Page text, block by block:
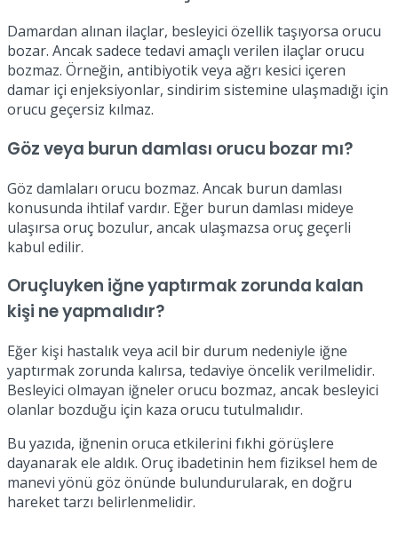
Damardan alınan ilaçlar, besleyici özellik taşıyorsa orucu
bozar. Ancak sadece tedavi amaçlı verilen ilaçlar orucu
bozmaz. Örneğin, antibiyotik veya ağrı kesici içeren
damar içi enjeksiyonlar, sindirim sistemine ulaşmadığı için
orucu geçersiz kılmaz.
Göz veya burun damlası orucu bozar mı?
Göz damlaları orucu bozmaz. Ancak burun damlası
konusunda ihtilaf vardır. Eğer burun damlası mideye
ulaşırsa oruç bozulur, ancak ulaşmazsa oruç geçerli
kabul edilir.
Oruçluyken iğne yaptırmak zorunda kalan
kişi ne yapmalıdır?
Eğer kişi hastalık veya acil bir durum nedeniyle iğne
yaptırmak zorunda kalırsa, tedaviye öncelik verilmelidir.
Besleyici olmayan iğneler orucu bozmaz, ancak besleyici
olanlar bozduğu için kaza orucu tutulmalıdır.
Bu yazıda, iğnenin oruca etkilerini fıkhi görüşlere
dayanarak ele aldık. Oruç ibadetinin hem fiziksel hem de
manevi yönü göz önünde bulundurularak, en doğru
hareket tarzı belirlenmelidir.